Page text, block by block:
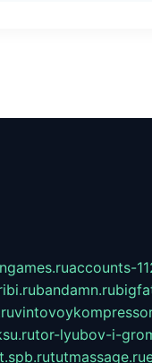
accounts-
bandamn.ru
tor-lyubov-i-
tutmassage.ru